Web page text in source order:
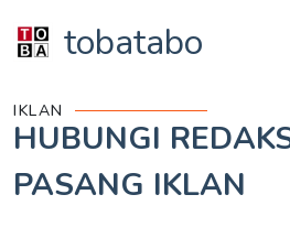
tobatabo
IKLAN
HUBUNGI
PASANG IKLAN